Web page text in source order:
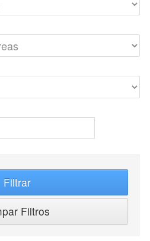
Filtrar
Filtros